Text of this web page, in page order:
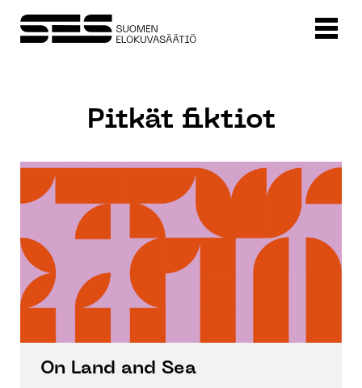
Pitkät fiktiot
On Land and Sea